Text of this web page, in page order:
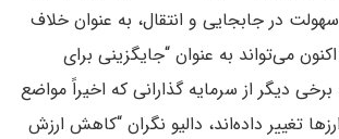
در جابجایی و انتقال، به عنوان خلاف
می‌تواند به عنوان “جایگزینی برای
دیگر از سرمایه گذارانی که اخیراً مواضع
تغییر داده‌اند، دالیو نگران “کاهش ارزش